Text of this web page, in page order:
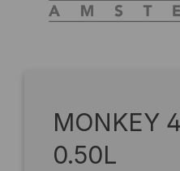
MONKEY
0.50L